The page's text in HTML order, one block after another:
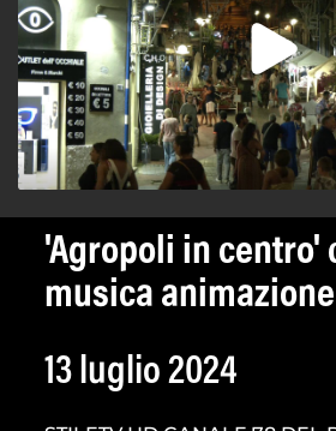
'Agropoli in centro'
musica
13 luglio 2024